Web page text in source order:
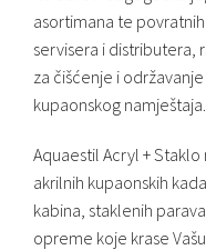
asortimana te
servisera i distributera,
za čišćenje i
kupaonskog namještaja.
Aquaestil Acryl +
akrilnih kupaonskih
kabina, staklenih
opreme koje krase